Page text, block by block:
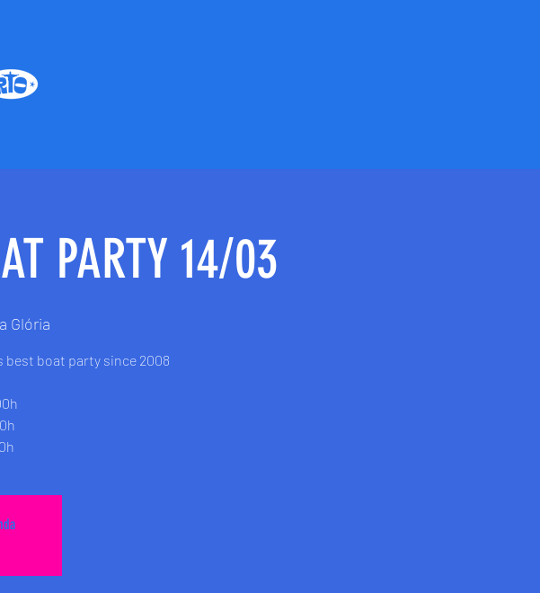
PARTY 14/03
Glória
best boat party since 2008